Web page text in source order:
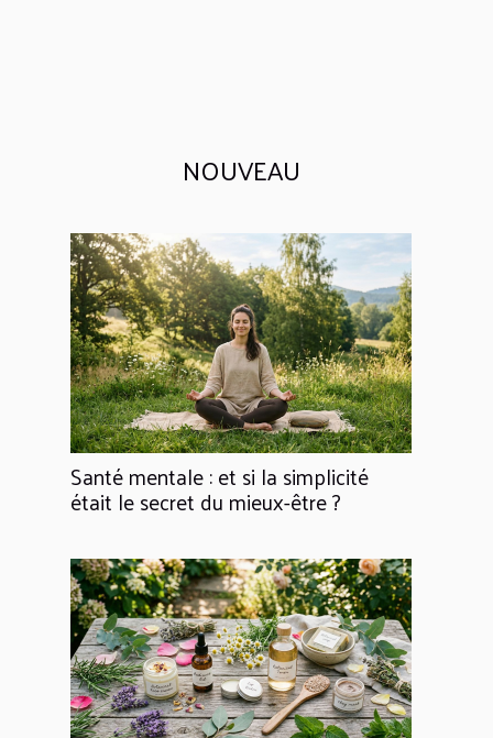
NOUVEAU
Santé mentale : et si la simplicité
était le secret du mieux-être ?